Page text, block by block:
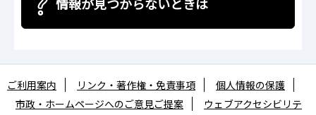
情報が見つからないときは
ご利用案内 リンク・著作権・免責事項
個人情報の保護
市政・ホームページへのご意見ご提案
ウェブアクセシビリテ